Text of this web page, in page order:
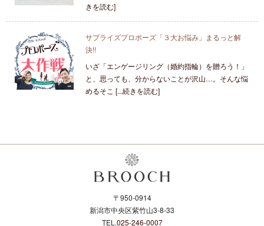
きを読む]
サプライズプロポーズ「３大お悩み」まるっと解
決!!
いざ「エンゲージリング（婚約指輪）を贈ろう！」
と、思っても、分からないことが沢山…。そんな悩
めるそこ [...続きを読む]
〒950-0914
新潟市中央区紫竹山3-8-33
TEL.025-246-0007